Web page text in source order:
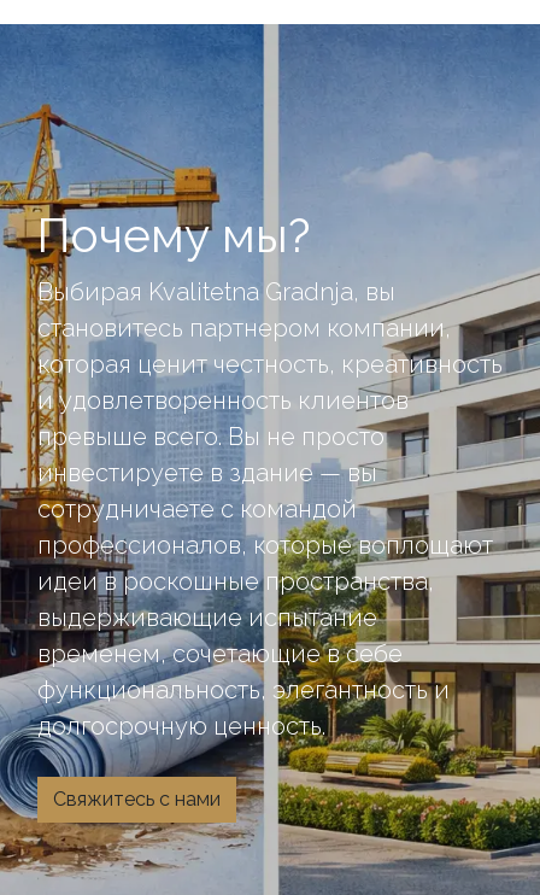
Почему мы?
Выбирая Kvalitetna Gradnja, вы
становитесь партнером компании,
которая ценит честность, креативность
и удовлетворенность клиентов
превыше всего. Вы не просто
инвестируете в здание — вы
сотрудничаете с командой
профессионалов, которые воплощают
идеи в роскошные пространства,
выдерживающие испытание
временем, сочетающие в себе
функциональность, элегантность и
долгосрочную ценность.
Свяжитесь с нами